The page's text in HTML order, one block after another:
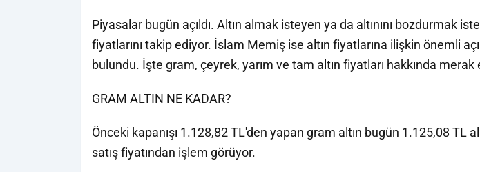
Piyasalar bugün açıldı. Altın almak isteyen ya da altınını bozdurmak
fiyatlarını takip ediyor. İslam Memiş ise altın fiyatlarına ilişkin önemli
bulundu. İşte gram, çeyrek, yarım ve tam altın fiyatları hakkında merak
GRAM ALTIN NE KADAR?
Önceki kapanışı 1.128,82 TL'den yapan gram altın bugün 1.125,08 TL
satış fiyatından işlem görüyor.